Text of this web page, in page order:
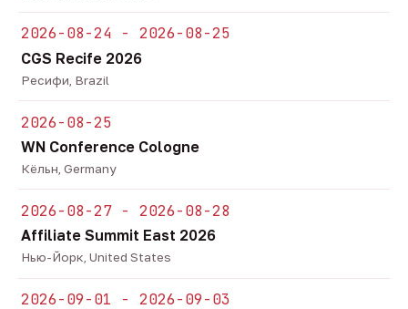
2026-08-24 - 2026-08-25
CGS Recife 2026
Ресифи, Brazil
2026-08-25
WN Conference Cologne
Кёльн, Germany
2026-08-27 - 2026-08-28
Affiliate Summit East 2026
Нью-Йорк, United States
2026-09-01 - 2026-09-03